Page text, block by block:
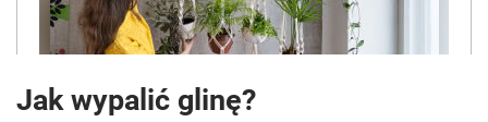
Jak wypalić glinę?